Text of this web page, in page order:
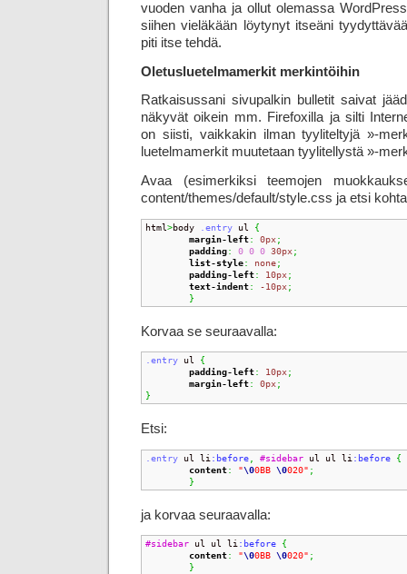
vuoden vanha ja ollut olemassa
siihen vieläkään löytynyt itseäni
piti itse tehdä.
Oletusluetelmamerkit merkintöihin
Ratkaisussani sivupalkin bulletit saivat
näkyvät oikein mm. Firefoxilla ja silti
on siisti, vaikkakin ilman tyyliteltyjä »-
luetelmamerkit muutetaan tyylitellystä »-
Avaa (esimerkiksi teemojen
content/themes/default/style.css ja etsi
html>body .entry ul {
margin-left: 0px;
padding: 0 0 0 30px;
list-style: none;
padding-left: 10px;
text-indent: -10px;
}
Korvaa se seuraavalla:
.entry ul {
padding-left: 10px;
margin-left: 0px;
}
Etsi:
.entry ul li :before #sidebar ul ul li :before {
content: "\00BB \0020" ;
}
ja korvaa seuraavalla:
#sidebar ul ul li:before {
content: "\00BB \0020" ;
}